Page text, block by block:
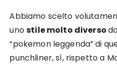
Abbiamo scelto
unostile molto diverso
“pokemon leggenda” di
punchliner, sì, rispetto a